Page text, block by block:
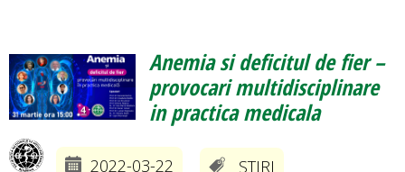
Anemia si deficitul de fier –
provocari multidisciplinare
in practica medicala
2022-03-22 STIRI